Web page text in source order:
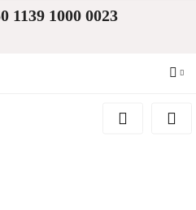
1139 1000 0023
Zaloguj się